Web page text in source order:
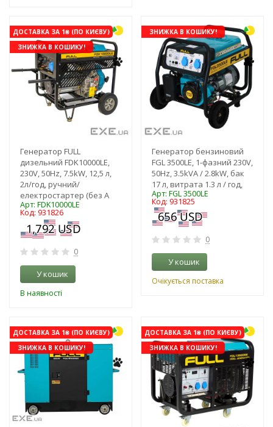
ДОСТАВКА ЗА 1₴ (ПО КИЄВУ)
ЗНИЖКА В КОШИКУ!
Генератор FULL
дизельний FDK10000LE,
230V, 50Hz, 7.5kW, 12,5 л,
2л/год, ручний/
електростартер (без А
Арт: FDK10000LE
Код: 931826
0
У кошик
В наявності
ЗНИЖКА В КОШИКУ!
Генератор бензиновий
FGL 3500LE, 1-фазний 230V,
50Hz, 3.5kVA / 2.8kW, бак
17 л, витрата 1.3 л / год,
Арт: FGL 3500LE
Код: 931825
0
У кошик
Очікується поставка
ДОСТАВКА ЗА 1₴ (ПО КИЄВУ)
ЗНИЖКА В КОШИКУ!
ДОСТАВКА ЗА 1₴ (ПО КИЄВУ)
ЗНИЖКА В КОШИКУ!